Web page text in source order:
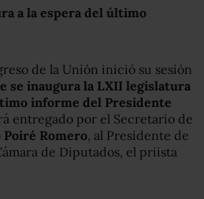
a la espera del último
de la Unión inició su sesión
se inaugura la LXII legislatura
informe del Presidente
entregado por el Secretario de
Romero , al Presidente de
de Diputados, el priista